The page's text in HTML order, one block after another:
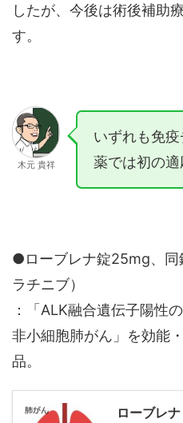
したが、今後は術後補助
す。
木元 貴祥
いずれも免
薬では初の適
●ローブレナ錠25mg、同
ラチニブ）
：「ALK融合遺伝子陽性
非小細胞肺がん」を効能
品。
ローブレ